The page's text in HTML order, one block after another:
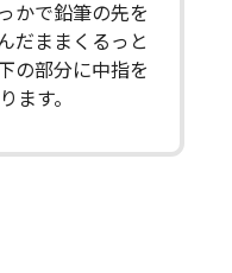
かで鉛筆の先を
だままくるっと
の部分に中指を
ます。